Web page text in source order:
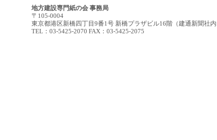
地方建設専門紙の会 事務局
〒105-0004
東京都港区新橋四丁目9番1号 新橋プラザビル16階（建通新聞社
TEL：03-5425-2070 FAX：03-5425-2075